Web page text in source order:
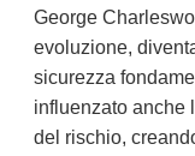
George
evoluzione,
sicurezza
influenzato anche
del rischio,